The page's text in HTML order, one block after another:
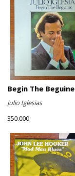
Begin The Beguine
Julio Iglesias
350.000